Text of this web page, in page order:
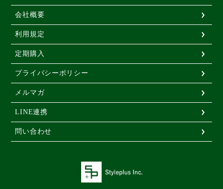
オリジナルグッズ
特集・キャンペーン
定期購入
利用規定
会社概要
利用規定
定期購入
プライバシーポリシー
メルマガ
LINE連携
問い合わせ